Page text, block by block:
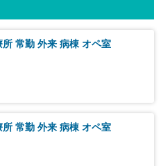
常勤 外来 病棟 オペ室
常勤 外来 病棟 オペ室